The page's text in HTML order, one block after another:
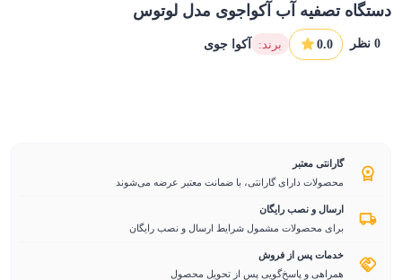
دستگاه تصفیه آب آکواجوی مدل لوتوس
آکوا جوی :برند 0.0 0 نظر
گارانتی معتبر
محصولات دارای گارانتی، با ضمانت معتبر عرضه می‌شوند
ارسال و نصب رایگان
برای محصولات مشمول شرایط ارسال و نصب رایگان
خدمات پس از فروش
همراهی و پاسخ‌گویی پس از تحویل محصول